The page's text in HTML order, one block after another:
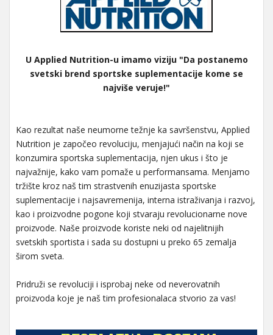
U Applied Nutrition-u imamo viziju "Da postanemo
svetski brend sportske suplementacije kome se
najviše veruje!"
Kao rezultat naše neumorne težnje ka savršenstvu, Applied
Nutrition je započeo revoluciju, menjajući način na koji se
konzumira sportska suplementacija, njen ukus i što je
najvažnije, kako vam pomaže u performansama. Menjamo
tržište kroz naš tim strastvenih enuzijasta sportske
suplementacije i najsavremenija, interna istraživanja i razvoj,
kao i proizvodne pogone koji stvaraju revolucionarne nove
proizvode. Naše proizvode koriste neki od najelitnijih
svetskih sportista i sada su dostupni u preko 65 zemalja
širom sveta.
Pridruži se revoluciji i isprobaj neke od neverovatnih
proizvoda koje je naš tim profesionalaca stvorio za vas!